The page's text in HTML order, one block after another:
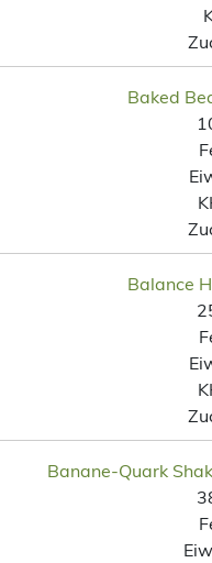
Baked
Balance
Banane-Quark